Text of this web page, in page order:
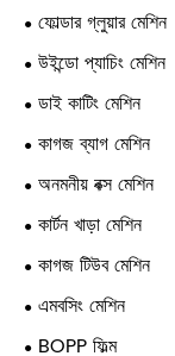
ফোল্ডার গ্লুয়ার মেশিন
উইন্ডো প্যাচিং মেশিন
ডাই কাটিং মেশিন
কাগজ ব্যাগ মেশিন
অনমনীয় বক্স মেশিন
কার্টন খাড়া মেশিন
কাগজ টিউব মেশিন
এমবসিং মেশিন
BOPP ফিল্ম